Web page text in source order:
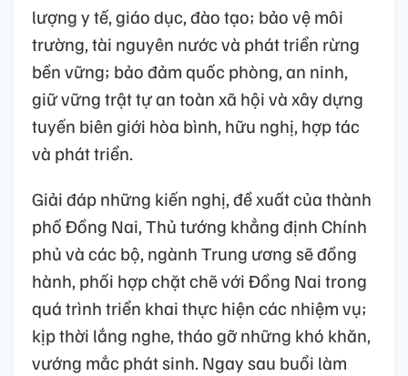
lượng y tế, giáo dục, đào tạo; bảo vệ môi
trường, tài nguyên nước và phát triển rừng
bền vững; bảo đảm quốc phòng, an ninh,
giữ vững trật tự an toàn xã hội và xây dựng
tuyến biên giới hòa bình, hữu nghị, hợp tác
và phát triển.
Giải đáp những kiến nghị, đề xuất của thành
phố Đồng Nai, Thủ tướng khẳng định Chính
phủ và các bộ, ngành Trung ương sẽ đồng
hành, phối hợp chặt chẽ với Đồng Nai trong
quá trình triển khai thực hiện các nhiệm vụ;
kịp thời lắng nghe, tháo gỡ những khó khăn,
vướng mắc phát sinh. Ngay sau buổi làm